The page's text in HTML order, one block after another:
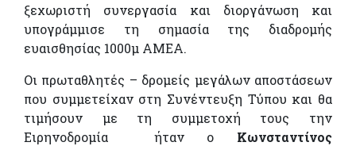
ξεχωριστή συνεργασία και διοργάνωση και
υπογράμμισε τη σημασία της διαδρομής
ευαισθησίας 1000μ ΑΜΕΑ.
Οι πρωταθλητές – δρομείς μεγάλων αποστάσεων
που συμμετείχαν στη Συνέντευξη Τύπου και θα
τιμήσουν με τη συμμετοχή τους την
Ειρηνοδρομία ήταν ο Κωνσταντίνος